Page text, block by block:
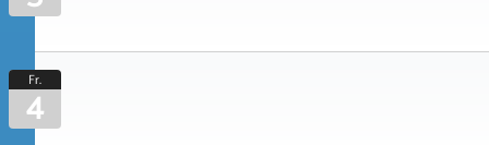
Fr.
4